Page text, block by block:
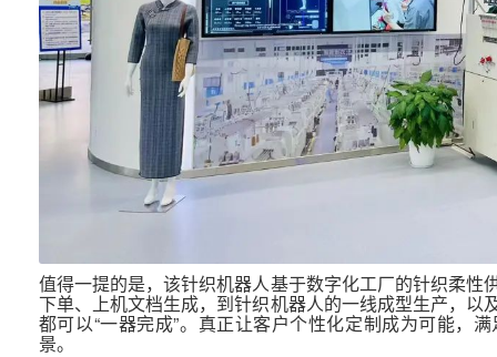
值得一提的是，该针织机器人基于数字化工厂的针织柔性
下单、上机文档生成，到针织机器人的一线成型生产，以
都可以“一器完成”。真正让客户个性化定制成为可能，
景。